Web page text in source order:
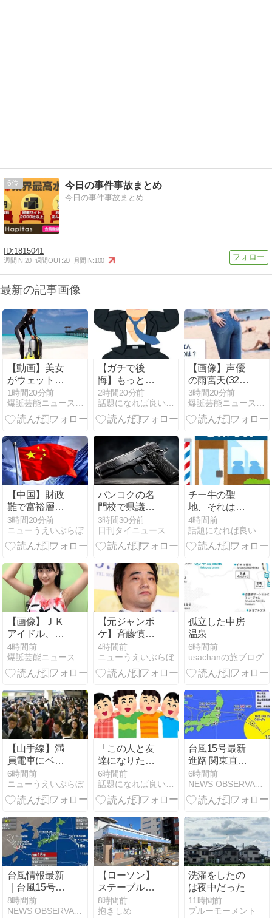
6 今日の事件事故まとめ
今日の事件事故まとめ
1815041
週間IN:20 週間OUT:20 月間IN:100
最新の記事画像
【動画】美女
がウェットス
ーツを脱ぐだ
けの動画、な
ぜか900万回
てしまうwww
1時間20分前
爆誕芸能ニュース速報
【ガチで後
悔】もっと早
く知りたかっ
た〇〇の真の
実力
2時間20分前
話題になれば良いな〜、このブログ
【画像】声優
の雨宮天(32)
さん、プリケ
ツ全開のサー
ビスショット
ｗｗｗ
3時間20分前
爆誕芸能ニュース速報
【中国】財政
難で富裕層の
海外資産を徹
底調査 25年以
上前まで遡及
3時間20分前
ニューうえいぶらぼ
バンコクの名
門校で県議の
息子が拳銃を
突きつけ同級
生を脅す騒動
3時間30分前
チー牛の聖
地、それは床
屋。
4時間前
【画像】ＪＫ
アイドル、ス
ク水で客席ダ
イブし身体を
触られまくる
4時間前
【元ジャンポ
ケ】斉藤慎二
被告のTikTok
ライブが拡
散、「末期状
4時間前
ニューうえいぶらぼ
孤立した中房
温泉
6時間前
usachanの旅ブログ
【山手線】満
員電車にベビ
ーカーで炎上
JR東日本が示
した見解とは⁈
6時間前
ニューうえいぶらぼ
「この人と友
達になりた
い！」と思わ
れる人が無意
識にやってい
6時間前
台風15号最新
進路 関東直撃
の可能性 11日
夕方に水戸付
近へ接近し東
大雨警戒
6時間前
NEWS OBSERVATORY JAPAN
台風情報最新
｜台風15号は
11日東北上陸
へ 12日に東日
8時間前
NEWS OBSERVATORY JAPAN
【ローソン】
ステーブルコ
インの店頭決
済の実証実験
8時間前
抱きしめ
洗濯をしたの
は夜中だった
11時間前
ブルーモーメント